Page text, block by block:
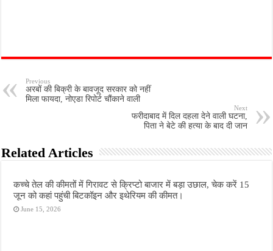
Previous
अरबों की बिक्री के बावजूद सरकार को नहीं
मिला फायदा, नोएडा रिपोर्ट चौंकाने वाली
Next
फरीदाबाद में दिल दहला देने वाली घटना,
पिता ने बेटे की हत्या के बाद दी जान
Related Articles
कच्चे तेल की कीमतों में गिरावट से क्रिप्टो बाजार में बड़ा उछाल, चेक करें 15
जून को कहां पहुंची बिटकॉइन और इथेरियम की कीमत।
June 15, 2026